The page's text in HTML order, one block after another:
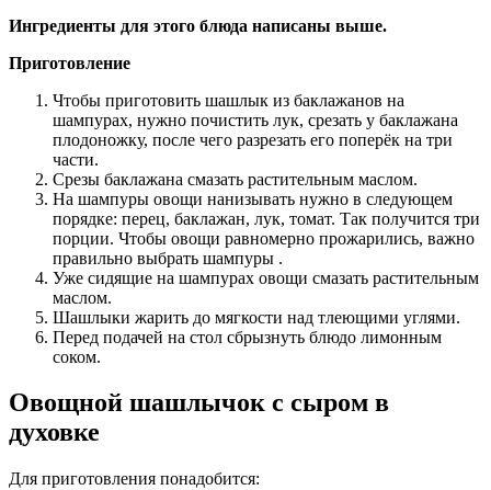
Ингредиенты для этого блюда написаны выше.
Приготовление
Чтобы приготовить шашлык из баклажанов на
шампурах, нужно почистить лук, срезать у баклажана
плодоножку, после чего разрезать его поперёк на три
части.
Срезы баклажана смазать растительным маслом.
На шампуры овощи нанизывать нужно в следующем
порядке: перец, баклажан, лук, томат. Так получится три
порции. Чтобы овощи равномерно прожарились, важно
правильно выбрать шампуры .
Уже сидящие на шампурах овощи смазать растительным
маслом.
Шашлыки жарить до мягкости над тлеющими углями.
Перед подачей на стол сбрызнуть блюдо лимонным
соком.
Овощной шашлычок с сыром в
духовке
Для приготовления понадобится: